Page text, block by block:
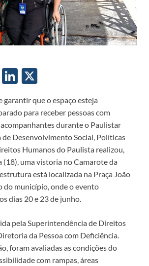
C
Li
k
e
dI
n
garantir que o espaço esteja
para receber pessoas com
durante o Paulistar
de Desenvolvimento Social, Políticas
Humanos do Paulista realizou,
uma vistoria no Camarote da
está localizada na Praça João
do município, onde o evento
dias 20 e 23 de junho.
pela Superintendência de Direitos
da Pessoa com Deficiência.
foram avaliadas as condições do
com rampas, áreas